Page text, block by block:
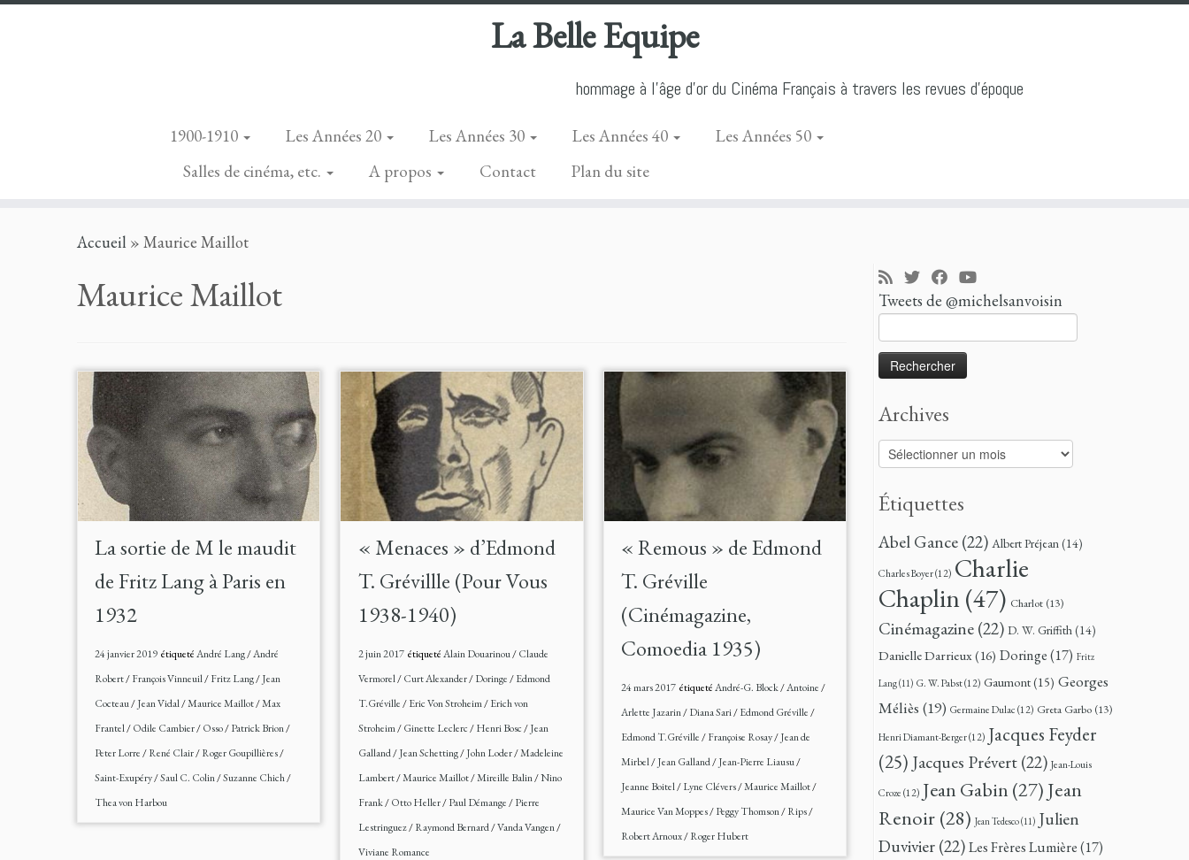
La Belle Equipe
hommage à l'âge d'or du Cinéma Français à travers les revues d'époque
1900-1910 Les Années 20 Les Années 30 Les Années 40
Les Années 50
Salles de cinéma, etc.
A propos Contact Plan du site
Accueil » Maurice Maillot
Maurice Maillot
La sortie de M le maudit
de Fritz Lang à Paris en
1932
24 janvier 2019 étiquetéAndré Lang/André
Robert/François Vinneuil/Fritz Lang/Jean
Cocteau/Jean Vidal/Maurice Maillot/Max
Frantel/Odile Cambier/Osso/Patrick Brion/
Peter Lorre/René Clair/Roger Goupillières/
Saint-Exupéry/Saul C. Colin/Suzanne Chich/
Thea von Harbou
« Menaces » d’Edmond
T. Grévillle (Pour Vous
1938-1940)
2 juin 2017étiquetéAlain Douarinou/Claude
Vermorel/Curt Alexander/Doringe/Edmond
T.Gréville/Eric Von Stroheim/Erich von
Stroheim/Ginette Leclerc/Henri Bosc/Jean
Galland/Jean Schetting/John Loder/Madeleine
Lambert/Maurice Maillot/Mireille Balin/Nino
Frank/Otto Heller/Paul Démange/Pierre
Lestringuez/Raymond Bernard/Vanda Vangen/
Viviane Romance
« Remous » de Edmond
T. Gréville
(Cinémagazine,
Comoedia 1935)
24 mars 2017étiquetéAndré-G. Block/Antoine/
Arlette Jazarin/Diana Sari/Edmond Gréville/
Edmond T.Gréville/Françoise Rosay/Jean de
Mirbel/Jean Galland/Jean-Pierre Liausu/
Jeanne Boitel/Lyne Clévers/Maurice Maillot/
Maurice Van Moppes/Peggy Thomson/Rips/
Robert Arnoux/Roger Hubert
Tweets de @michelsanvoisin
Archives
Archives
Étiquettes
Abel Gance(22) Albert Préjean(14)
Charles Boyer(12) Charlie
Chaplin(47) Charlot (13)
Cinémagazine(22) D. W. Griffith(14)
Danielle Darrieux(16) Doringe(17) Fritz
Lang(11) G. W. Pabst(12) Gaumont(15) Georges
Méliès (19) Germaine Dulac (12) Greta Garbo (13)
Henri Diamant-Berger(12) Jacques Feyder
(25) Jacques Prévert(22) Jean-Louis
Croze (12) Jean Gabin (27) Jean
Renoir (28) Jean Tedesco(11) Julien
Duvivier(22)Les Frères Lumière(17)